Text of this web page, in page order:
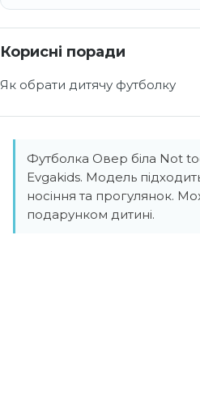
Корисні поради
Як обрати дитячу футболку
Футболка Овер біла Not
Evgakids. Модель
носіння та прогулянок.
подарунком дитині.